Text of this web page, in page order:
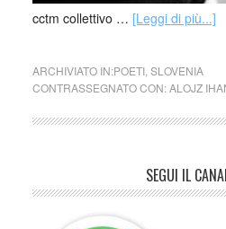
cctm collettivo … [Leggi di più...]
ARCHIVIATO IN:POETI, SLOVENIA
CONTRASSEGNATO CON:ALOJZ
SEGUI IL